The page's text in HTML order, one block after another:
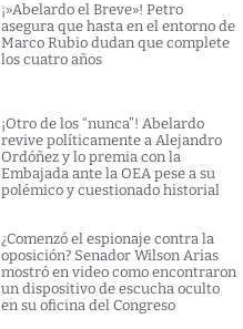
¡»Abelardo el Breve»! Petro
asegura que hasta en el entorno de
Marco Rubio dudan que complete
los cuatro años
¡Otro de los “nunca”! Abelardo
revive políticamente a Alejandro
Ordóñez y lo premia con la
Embajada ante la OEA pese a su
polémico y cuestionado historial
¿Comenzó el espionaje contra la
oposición? Senador Wilson Arias
mostró en video como encontraron
un dispositivo de escucha oculto
en su oficina del Congreso